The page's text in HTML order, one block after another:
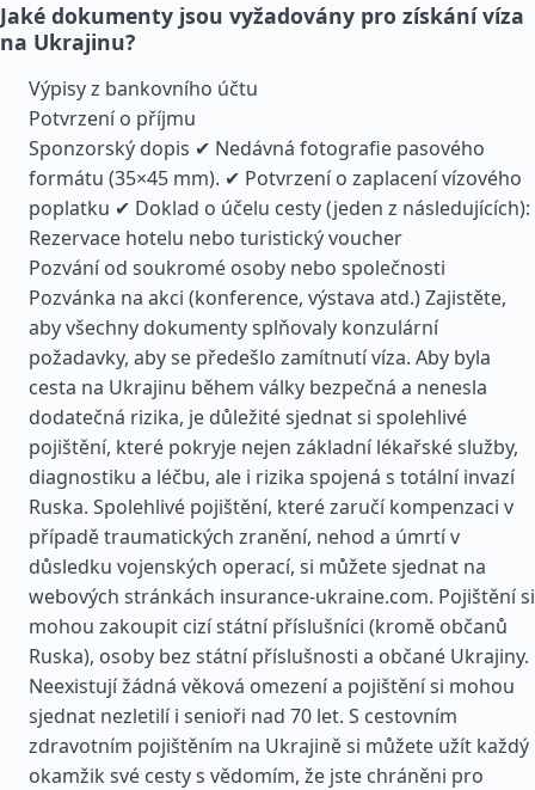
Jaké dokumenty jsou vyžadovány pro získání víza
na Ukrajinu?
Výpisy z bankovního účtu
Potvrzení o příjmu
Sponzorský dopis ✔ Nedávná fotografie pasového
formátu (35×45 mm). ✔ Potvrzení o zaplacení vízového
poplatku ✔ Doklad o účelu cesty (jeden z následujících):
Rezervace hotelu nebo turistický voucher
Pozvání od soukromé osoby nebo společnosti
Pozvánka na akci (konference, výstava atd.) Zajistěte,
aby všechny dokumenty splňovaly konzulární
požadavky, aby se předešlo zamítnutí víza. Aby byla
cesta na Ukrajinu během války bezpečná a nenesla
dodatečná rizika, je důležité sjednat si spolehlivé
pojištění, které pokryje nejen základní lékařské služby,
diagnostiku a léčbu, ale i rizika spojená s totální invazí
Ruska. Spolehlivé pojištění, které zaručí kompenzaci v
případě traumatických zranění, nehod a úmrtí v
důsledku vojenských operací, si můžete sjednat na
webových stránkách insurance-ukraine.com. Pojištění si
mohou zakoupit cizí státní příslušníci (kromě občanů
Ruska), osoby bez státní příslušnosti a občané Ukrajiny.
Neexistují žádná věková omezení a pojištění si mohou
sjednat nezletilí i senioři nad 70 let. S cestovním
zdravotním pojištěním na Ukrajině si můžete užít každý
okamžik své cesty s vědomím, že jste chráněni pro